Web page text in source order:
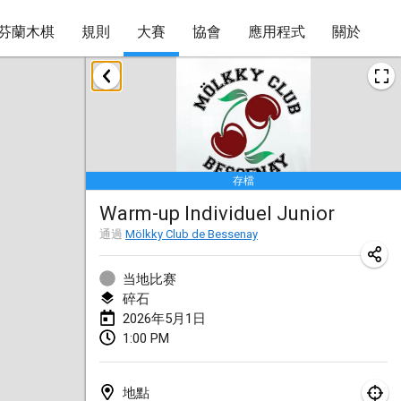
蘭木棋 規則 大賽 協會 應用程式 關於
存檔
Warm-up Individuel Junior
通過 Mölkky Club de Bessenay
当地比赛
碎石
2026年5月1日
1:00 PM
地點
2026年1月
Tournoi de la bonne année
2026年1月10日 法國
Open de Boulay Triplette
2026年1月17日|法國
取消
Concours de Honnelles
2026年1月18日
2026年1月31日
2026年2月